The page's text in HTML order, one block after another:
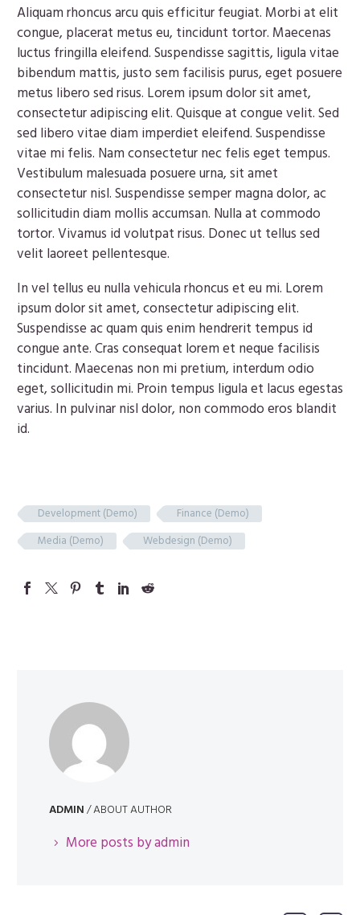
Aliquam rhoncus arcu quis efficitur feugiat. Morbi at elit
congue, placerat metus eu, tincidunt tortor. Maecenas
luctus fringilla eleifend. Suspendisse sagittis, ligula vitae
bibendum mattis, justo sem facilisis purus, eget posuere
metus libero sed risus. Lorem ipsum dolor sit amet,
consectetur adipiscing elit. Quisque at congue velit. Sed
sed libero vitae diam imperdiet eleifend. Suspendisse
vitae mi felis. Nam consectetur nec felis eget tempus.
Vestibulum malesuada posuere urna, sit amet
consectetur nisl. Suspendisse semper magna dolor, ac
sollicitudin diam mollis accumsan. Nulla at commodo
tortor. Vivamus id volutpat risus. Donec ut tellus sed
velit laoreet pellentesque.
In vel tellus eu nulla vehicula rhoncus et eu mi. Lorem
ipsum dolor sit amet, consectetur adipiscing elit.
Suspendisse ac quam quis enim hendrerit tempus id
congue ante. Cras consequat lorem et neque facilisis
tincidunt. Maecenas non mi pretium, interdum odio
eget, sollicitudin mi. Proin tempus ligula et lacus egestas
varius. In pulvinar nisl dolor, non commodo eros blandit
id.
Development (Demo)
Finance (Demo)
Media (Demo)
Webdesign (Demo)
ADMIN/ ABOUT AUTHOR
More posts by admin